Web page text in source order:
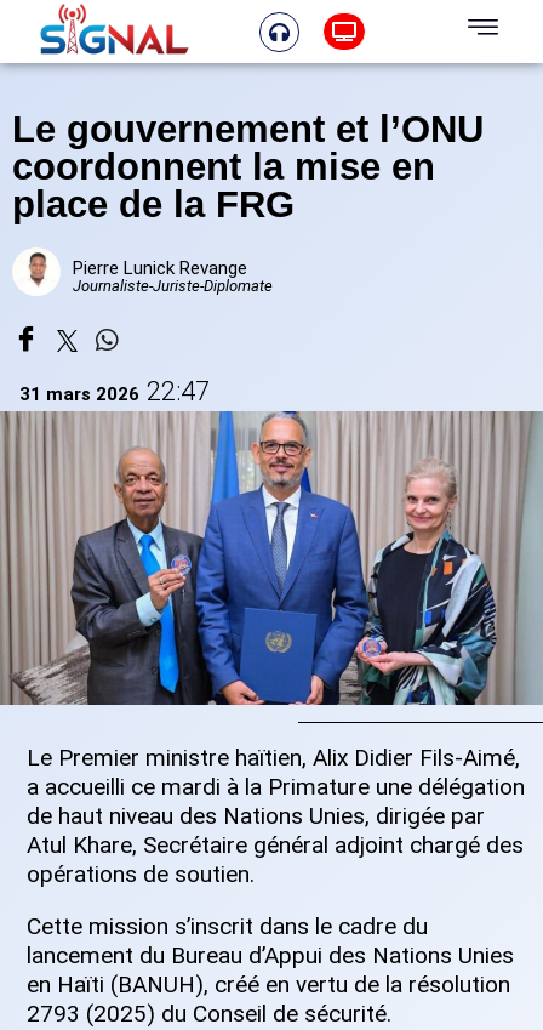
Le gouvernement et l’ONU
coordonnent la mise en
place de la FRG
Pierre Lunick Revange
Journaliste-Juriste-Diplomate
31 mars 2026 22:47
Le Premier ministre haïtien, Alix Didier Fils-Aimé,
a accueilli ce mardi à la Primature une délégation
de haut niveau des Nations Unies, dirigée par
Atul Khare, Secrétaire général adjoint chargé des
opérations de soutien.
Cette mission s’inscrit dans le cadre du
lancement du Bureau d’Appui des Nations Unies
en Haïti (BANUH), créé en vertu de la résolution
2793 (2025) du Conseil de sécurité.